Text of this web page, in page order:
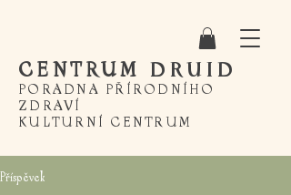
CENTRUM DRUID
PORADNA PŘÍRODNÍHO
ZDRAVÍ
KULTURNÍ CENTRUM
Příspěvek